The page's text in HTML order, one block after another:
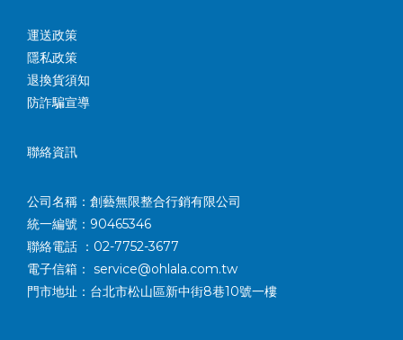
運送政策
隱私政策
退換貨須知
防詐騙宣導
聯絡資訊
公司名稱：創藝無限整合行銷有限公司
統一編號：90465346
聯絡電話 ：02-7752-3677
電子信箱： service@ohlala.com.tw
門市地址：台北市松山區新中街8巷10號一樓